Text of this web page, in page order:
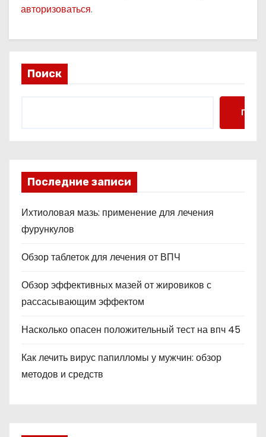
авторизоваться.
Поиск
Поиск
Последние записи
Ихтиоловая мазь: применение для лечения
фурункулов
Обзор таблеток для лечения от ВПЧ
Обзор эффективных мазей от жировиков с
рассасывающим эффектом
Насколько опасен положительный тест на впч 45
Как лечить вирус папилломы у мужчин: обзор
методов и средств